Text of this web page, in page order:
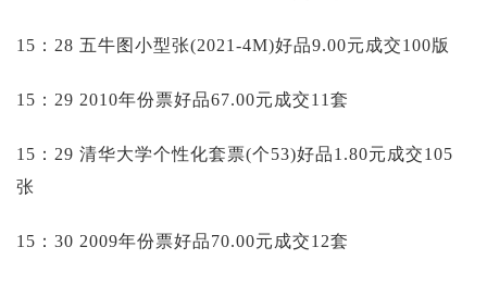
15：28 五牛图小型张(2021-4M)好品9.00元成交100版
15：29 2010年份票好品67.00元成交11套
15：29 清华大学个性化套票(个53)好品1.80元成交105
张
15：30 2009年份票好品70.00元成交12套